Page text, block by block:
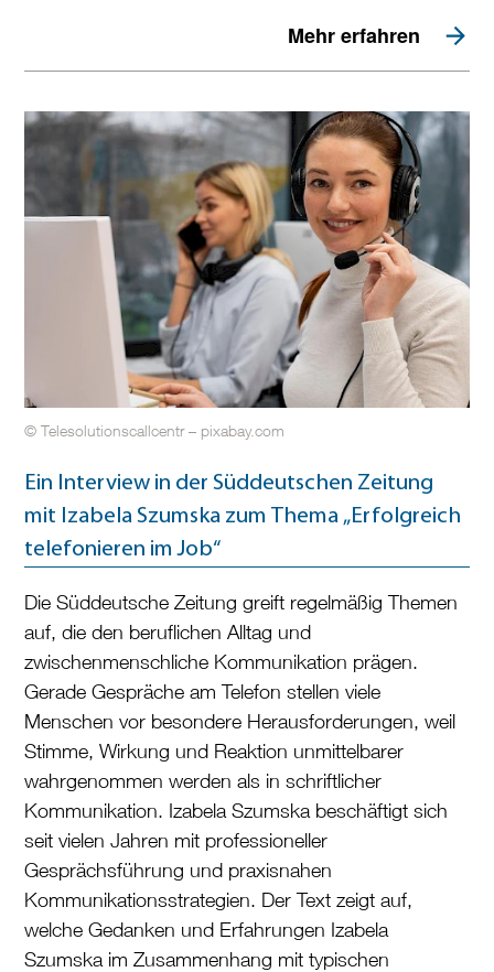
Mehr erfahren
© Telesolutionscallcentr – pixabay.com
Ein Interview in der Süddeutschen Zeitung
mit Izabela Szumska zum Thema „Erfolgreich
telefonieren im Job“
Die Süddeutsche Zeitung greift regelmäßig Themen
auf, die den beruflichen Alltag und
zwischenmenschliche Kommunikation prägen.
Gerade Gespräche am Telefon stellen viele
Menschen vor besondere Herausforderungen, weil
Stimme, Wirkung und Reaktion unmittelbarer
wahrgenommen werden als in schriftlicher
Kommunikation. Izabela Szumska beschäftigt sich
seit vielen Jahren mit professioneller
Gesprächsführung und praxisnahen
Kommunikationsstrategien. Der Text zeigt auf,
welche Gedanken und Erfahrungen Izabela
Szumska im Zusammenhang mit typischen